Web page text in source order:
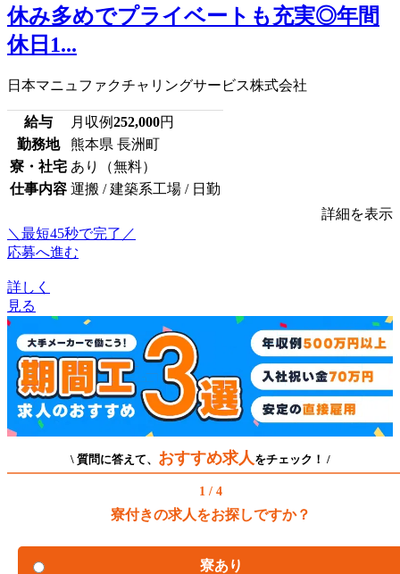
休み多めでプライベートも充実◎年間
休日1...
日本マニュファクチャリングサービス株式会社
給与 月収例252,000円
勤務地
熊本県 長洲町
寮・社宅 あり（無料）
仕事内容 運搬 / 建築系工場 / 日勤
詳細を表示
＼最短45秒で完了／
応募へ進む
詳しく
見る
\ 質問に答えて、 おすすめ求人 をチェック！ /
1 / 4
寮付きの求人をお探しですか？
寮あり